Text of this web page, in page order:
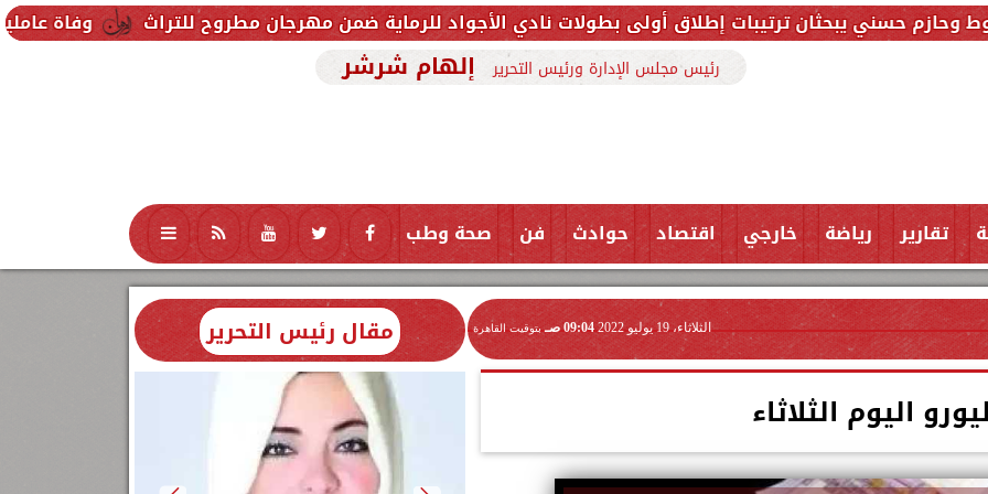
وفاة عاملين متأثرين ترتيبات إطلاق أولى بطولات نادي الأجواد للرماية ضمن مهرجان مطروح للتراث
رئيس مجلس الإدارة ورئيس التحرير إلهام شرشر
تقارير رياضة خارجي اقتصاد حوادث فن صحة وطب تكنولوجيا منوعات محافظات
الثلاثاء، 19 يوليو 2022 09:04 صـ بتوقيت القاهرة
اليوم الثلاثاء
مقال رئيس التحرير